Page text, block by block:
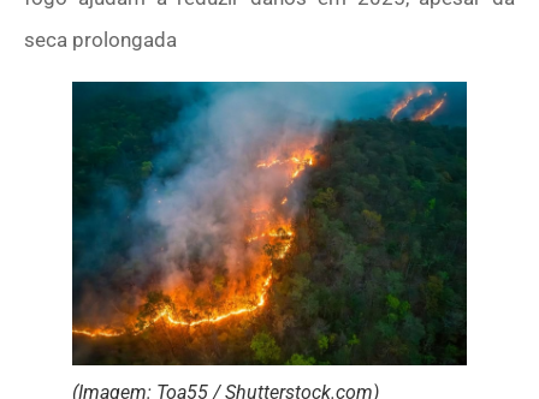
seca prolongada
(Imagem: Toa55 / Shutterstock.com)